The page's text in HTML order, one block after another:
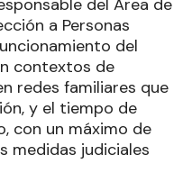
una casa de
con riesgo de vida”,
del Área de
a Personas
del
contextos de
redes familiares que
y el tiempo de